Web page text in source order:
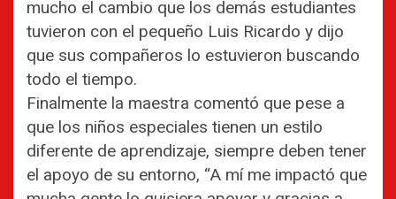
mucho el cambio que los demás estudiantes
tuvieron con el pequeño Luis Ricardo y dijo
que sus compañeros lo estuvieron buscando
todo el tiempo.
Finalmente la maestra comentó que pese a
que los niños especiales tienen un estilo
diferente de aprendizaje, siempre deben tener
el apoyo de su entorno, “A mí me impactó que